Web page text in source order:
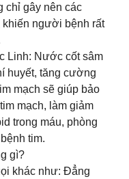
chỉ gây nên các
khiến người bệnh rất
Linh: Nước cốt sâm
huyết, tăng cường
mạch sẽ giúp bảo
mạch, làm giảm
trong máu, phòng
tim.
gì?
khác như: Đẳng